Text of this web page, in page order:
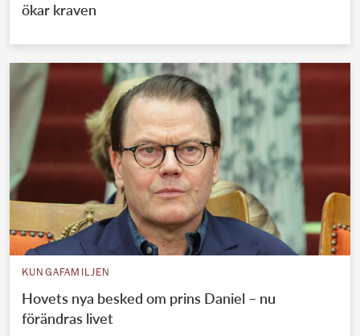
ökar kraven
KUNGAFAMILJEN
Hovets nya besked om prins Daniel – nu
förändras livet